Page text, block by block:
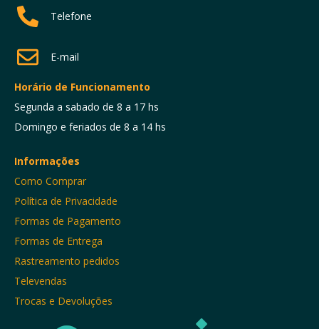
Telefone
E-mail
Horário de Funcionamento
Segunda a sabado de 8 a 17 hs
Domingo e feriados de 8 a 14 hs
Informações
Como Comprar
Política de Privacidade
Formas de Pagamento
Formas de Entrega
Rastreamento pedidos
Televendas
Trocas e Devoluções